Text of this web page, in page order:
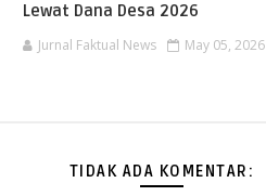
Lewat Dana Desa 2026
Jurnal Faktual News May 05, 2026
TIDAK ADA KOMENTAR: